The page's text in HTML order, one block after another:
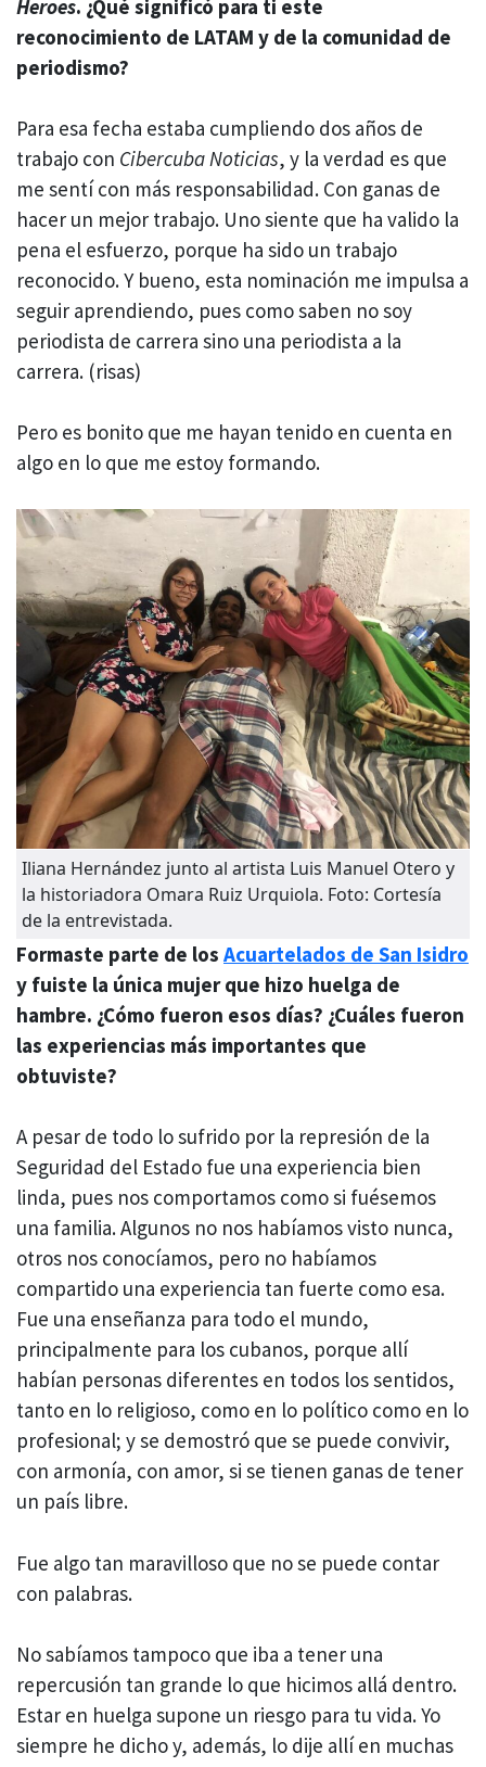
Heroes. ¿Qué significó para ti este
reconocimiento de LATAM y de la comunidad de
periodismo?
Para esa fecha estaba cumpliendo dos años de
trabajo con Cibercuba Noticias, y la verdad es que
me sentí con más responsabilidad. Con ganas de
hacer un mejor trabajo. Uno siente que ha valido la
pena el esfuerzo, porque ha sido un trabajo
reconocido. Y bueno, esta nominación me impulsa a
seguir aprendiendo, pues como saben no soy
periodista de carrera sino una periodista a la
carrera. (risas)
Pero es bonito que me hayan tenido en cuenta en
algo en lo que me estoy formando.
Iliana Hernández junto al artista Luis Manuel Otero y
la historiadora Omara Ruiz Urquiola. Foto: Cortesía
de la entrevistada.
Formaste parte de los Acuartelados de San Isidro
y fuiste la única mujer que hizo huelga de
hambre. ¿Cómo fueron esos días? ¿Cuáles fueron
las experiencias más importantes que
obtuviste?
A pesar de todo lo sufrido por la represión de la
Seguridad del Estado fue una experiencia bien
linda, pues nos comportamos como si fuésemos
una familia. Algunos no nos habíamos visto nunca,
otros nos conocíamos, pero no habíamos
compartido una experiencia tan fuerte como esa.
Fue una enseñanza para todo el mundo,
principalmente para los cubanos, porque allí
habían personas diferentes en todos los sentidos,
tanto en lo religioso, como en lo político como en lo
profesional; y se demostró que se puede convivir,
con armonía, con amor, si se tienen ganas de tener
un país libre.
Fue algo tan maravilloso que no se puede contar
con palabras.
No sabíamos tampoco que iba a tener una
repercusión tan grande lo que hicimos allá dentro.
Estar en huelga supone un riesgo para tu vida. Yo
siempre he dicho y, además, lo dije allí en muchas